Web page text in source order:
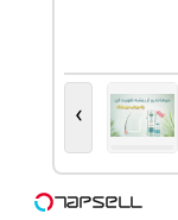
›